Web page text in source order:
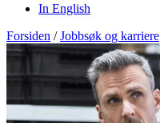
In English
Forsiden / Jobbsøk og karriere